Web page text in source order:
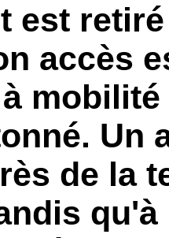
est
accès
Un
de la